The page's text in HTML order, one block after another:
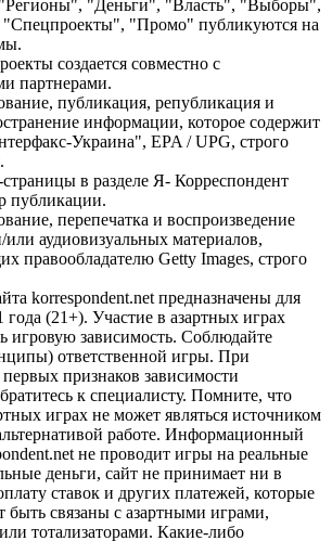
"Деньги", "Власть", "Выборы",
"Спецпроекты", "Промо" публикуются на
создается совместно с
партнерами.
публикация, републикация и
информации, которое содержит
Украина", EPA / UPG, строго
в разделе Я- Корреспондент
публикации.
перепечатка и воспроизведение
аудиовизуальных материалов,
правообладателю Getty Images, строго
korrespondent.net предназначены для
года (21+). Участие в азартных играх
игровую зависимость. Соблюдайте
ответственной игры. При
признаков зависимости
к специалисту. Помните, что
играх не может являться источником
работе. Информационный
не проводит игры на реальные
деньги, сайт не принимает ни в
ставок и других платежей, которые
быть связаны с азартными играми,
тотализаторами. Какие-либо